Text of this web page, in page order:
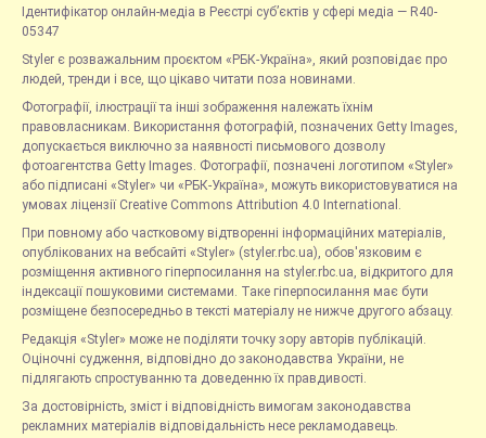
Ідентифікатор онлайн-медіа в Реєстрі суб’єктів у сфері медіа — R40-
05347
Styler є розважальним проєктом «РБК-Україна», який розповідає про
людей, тренди і все, що цікаво читати поза новинами.
Фотографії, ілюстрації та інші зображення належать їхнім
правовласникам. Використання фотографій, позначених Getty Images,
допускається виключно за наявності письмового дозволу
фотоагентства Getty Images. Фотографії, позначені логотипом «Styler»
або підписані «Styler» чи «РБК-Україна», можуть використовуватися на
умовах ліцензії Creative Commons Attribution 4.0 International.
При повному або частковому відтворенні інформаційних матеріалів,
опублікованих на вебсайті «Styler» (styler.rbc.ua), обов'язковим є
розміщення активного гіперпосилання на styler.rbc.ua, відкритого для
індексації пошуковими системами. Таке гіперпосилання має бути
розміщене безпосередньо в тексті матеріалу не нижче другого абзацу.
Редакція «Styler» може не поділяти точку зору авторів публікацій.
Оціночні судження, відповідно до законодавства України, не
підлягають спростуванню та доведенню їх правдивості.
За достовірність, зміст і відповідність вимогам законодавства
рекламних матеріалів відповідальність несе рекламодавець.